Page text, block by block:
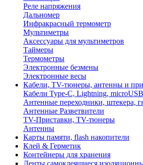
Реле напряжения
Дальномер
Инфракрасный термометр
Мультиметры
Аксессуары для мультиметров
Таймеры
Термометры
Электронные безмены
Электронные весы
Кабели, TV-тюнеры, антенны и
Кабели Type-C, Lightning,
Антенные переходники, штекера,
Антенные Разветвители
TV-Приставки, TV-тюнеры
Антенны
Карты памяти, flash накопители
Клей & Герметик
Контейнеры для хранения
Ленты самоклеящиеся